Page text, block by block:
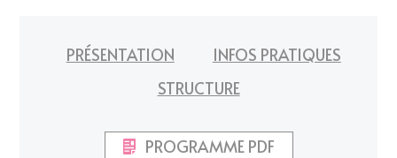
PRÉSENTATION
INFOS PRATIQUES
STRUCTURE
PROGRAMME PDF